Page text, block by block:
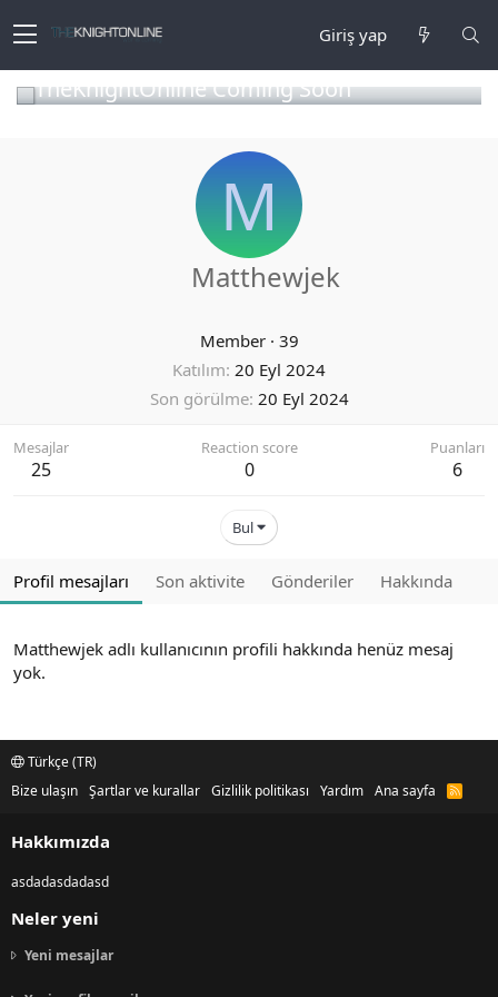
Giriş yap
TheKnightOnline Coming Soon
M
Matthewjek
Member · 39
Katılım 20 Eyl 2024
Son görülme 20 Eyl 2024
Mesajlar
25
Reaction score
0
Puanları
6
Bul
Profil mesajları Son aktivite Gönderiler Hakkında
Matthewjek adlı kullanıcının profili hakkında henüz mesaj
yok.
Türkçe (TR)
Bize ulaşın Şartlar ve kurallar Gizlilik politikası Yardım Ana sayfa
R
Hakkımızda
asdadasdadasd
Neler yeni
Yeni mesajlar